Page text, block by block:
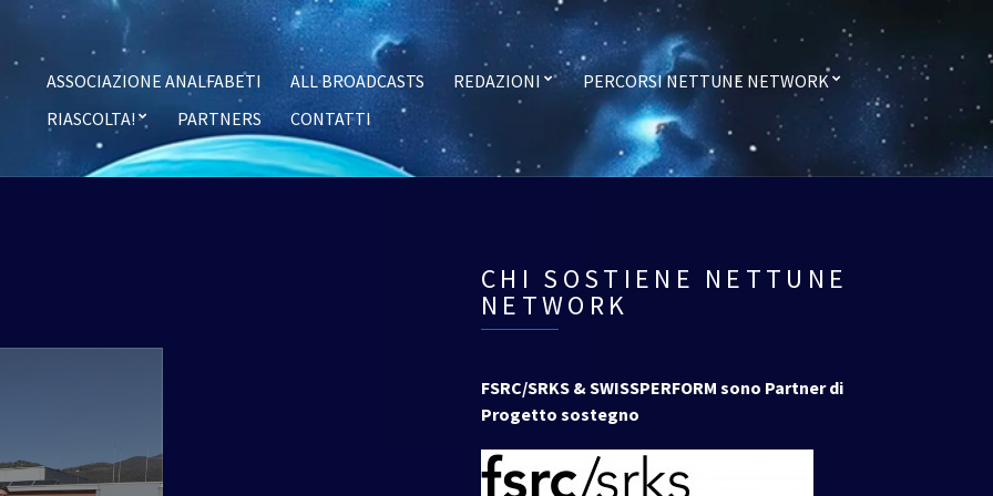
ASSOCIAZIONE ANALFABETI ALL BROADCASTS REDAZIONI
PERCORSI NETTUNE NETWORK
RIASCOLTA!
PARTNERS CONTATTI
CHI SOSTIENE NETTUNE
NETWORK
FSRC/SRKS & SWISSPERFORM sono Partner di
Progetto sostegno